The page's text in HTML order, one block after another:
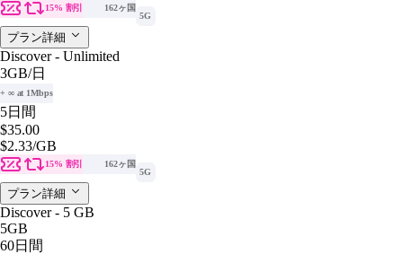
15% 割引
162ヶ国
5G
プラン詳細
Discover - Unlimited
3GB/日
+ ∞ at 1Mbps
5日間
$35.00
$2.33/GB
15% 割引
162ヶ国
5G
プラン詳細
Discover - 5 GB
5GB
60日間